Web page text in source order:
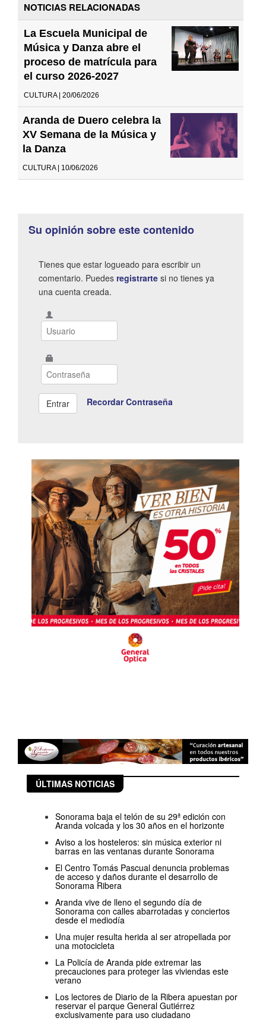
NOTICIAS RELACIONADAS
La Escuela Municipal de
Música y Danza abre el
proceso de matrícula para
el curso 2026-2027
CULTURA | 20/06/2026
Aranda de Duero celebra la
XV Semana de la Música y
la Danza
CULTURA | 10/06/2026
Su opinión sobre este contenido
Tienes que estar logueado para escribir un
comentario. Puedes registrarte si no tienes ya
una cuenta creada.
Recordar Contraseña
ÚLTIMAS NOTICIAS
Sonorama baja el telón de su 29ª edición con
Aranda volcada y los 30 años en el horizonte
Aviso a los hosteleros: sin música exterior ni
barras en las ventanas durante Sonorama
El Centro Tomás Pascual denuncia problemas
de acceso y daños durante el desarrollo de
Sonorama Ribera
Aranda vive de lleno el segundo día de
Sonorama con calles abarrotadas y conciertos
desde el mediodía
Una mujer resulta herida al ser atropellada por
una motocicleta
La Policía de Aranda pide extremar las
precauciones para proteger las viviendas este
verano
Los lectores de Diario de la Ribera apuestan por
reservar el parque General Gutiérrez
exclusivamente para uso ciudadano